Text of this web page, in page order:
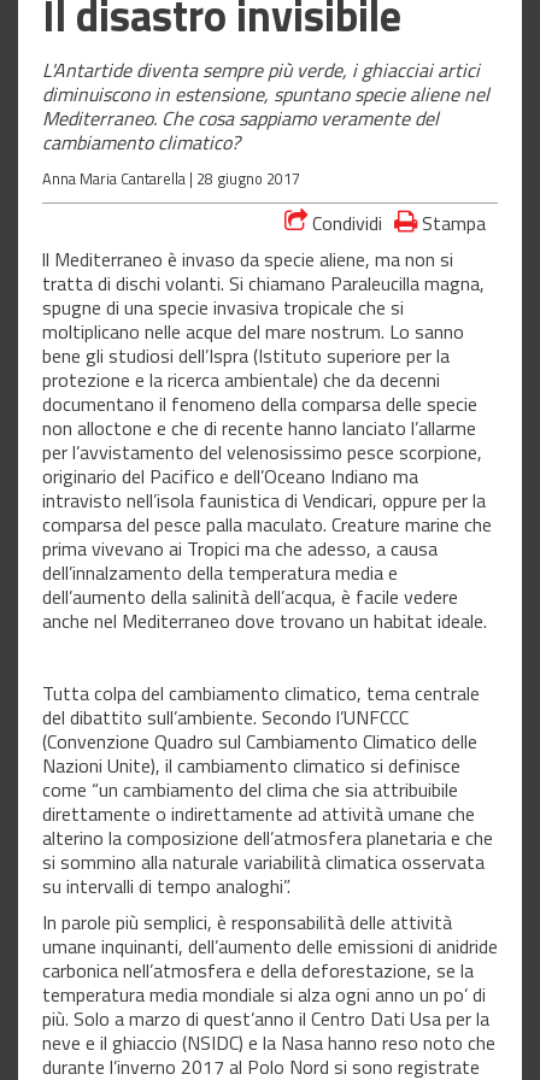
Il disastro invisibile
L'Antartide diventa sempre più verde, i ghiacciai artici
diminuiscono in estensione, spuntano specie aliene nel
Mediterraneo. Che cosa sappiamo veramente del
cambiamento climatico?
Anna Maria Cantarella | 28 giugno 2017
Condividi
Stampa
ll Mediterraneo è invaso da specie aliene, ma non si
tratta di dischi volanti. Si chiamano Paraleucilla magna,
spugne di una specie invasiva tropicale che si
moltiplicano nelle acque del mare nostrum. Lo sanno
bene gli studiosi dell’Ispra (Istituto superiore per la
protezione e la ricerca ambientale) che da decenni
documentano il fenomeno della comparsa delle specie
non alloctone e che di recente hanno lanciato l’allarme
per l’avvistamento del velenosissimo pesce scorpione,
originario del Pacifico e dell’Oceano Indiano ma
intravisto nell’isola faunistica di Vendicari, oppure per la
comparsa del pesce palla maculato. Creature marine che
prima vivevano ai Tropici ma che adesso, a causa
dell’innalzamento della temperatura media e
dell’aumento della salinità dell’acqua, è facile vedere
anche nel Mediterraneo dove trovano un habitat ideale.
Tutta colpa del cambiamento climatico, tema centrale
del dibattito sull’ambiente. Secondo l’UNFCCC
(Convenzione Quadro sul Cambiamento Climatico delle
Nazioni Unite), il cambiamento climatico si definisce
come “un cambiamento del clima che sia attribuibile
direttamente o indirettamente ad attività umane che
alterino la composizione dell’atmosfera planetaria e che
si sommino alla naturale variabilità climatica osservata
su intervalli di tempo analoghi”.
In parole più semplici, è responsabilità delle attività
umane inquinanti, dell’aumento delle emissioni di anidride
carbonica nell’atmosfera e della deforestazione, se la
temperatura media mondiale si alza ogni anno un po’ di
più. Solo a marzo di quest’anno il Centro Dati Usa per la
neve e il ghiaccio (NSIDC) e la Nasa hanno reso noto che
durante l’inverno 2017 al Polo Nord si sono registrate